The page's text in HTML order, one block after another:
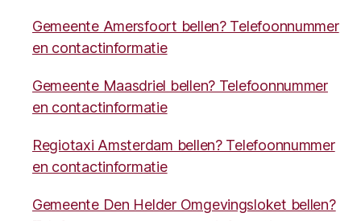
Gemeente Amersfoort bellen? Telefoonnummer
en contactinformatie
Gemeente Maasdriel bellen? Telefoonnummer
en contactinformatie
Regiotaxi Amsterdam bellen? Telefoonnummer
en contactinformatie
Gemeente Den Helder Omgevingsloket bellen?